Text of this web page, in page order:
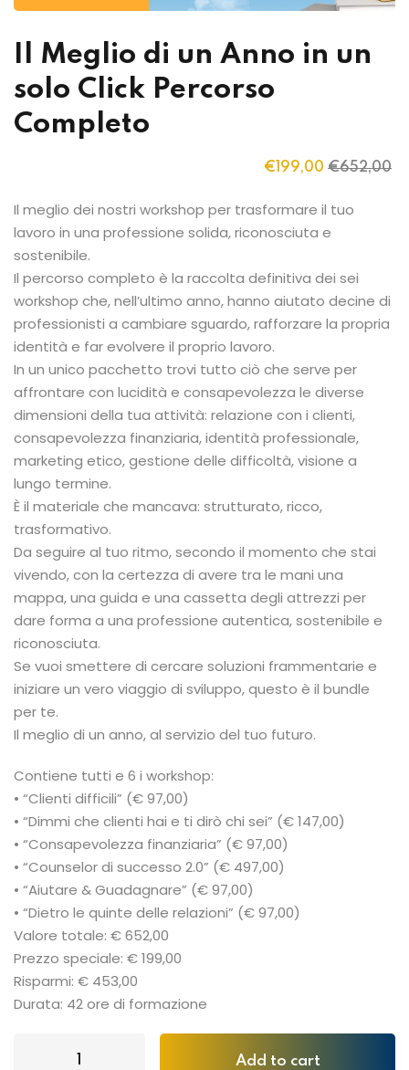
Il Meglio di un Anno in un
solo Click Percorso
Completo
€652,00
€ 199,00
Il meglio dei nostri workshop per trasformare il tuo
lavoro in una professione solida, riconosciuta e
sostenibile.
Il percorso completo è la raccolta definitiva dei sei
workshop che, nell’ultimo anno, hanno aiutato decine di
professionisti a cambiare sguardo, rafforzare la propria
identità e far evolvere il proprio lavoro.
In un unico pacchetto trovi tutto ciò che serve per
affrontare con lucidità e consapevolezza le diverse
dimensioni della tua attività: relazione con i clienti,
consapevolezza finanziaria, identità professionale,
marketing etico, gestione delle difficoltà, visione a
lungo termine.
È il materiale che mancava: strutturato, ricco,
trasformativo.
Da seguire al tuo ritmo, secondo il momento che stai
vivendo, con la certezza di avere tra le mani una
mappa, una guida e una cassetta degli attrezzi per
dare forma a una professione autentica, sostenibile e
riconosciuta.
Se vuoi smettere di cercare soluzioni frammentarie e
iniziare un vero viaggio di sviluppo, questo è il bundle
per te.
Il meglio di un anno, al servizio del tuo futuro.
Contiene tutti e 6 i workshop:
• “Clienti difficili” (€ 97,00)
• “Dimmi che clienti hai e ti dirò chi sei” (€ 147,00)
• “Consapevolezza finanziaria” (€ 97,00)
• “Counselor di successo 2.0” (€ 497,00)
• “Aiutare & Guadagnare” (€ 97,00)
• “Dietro le quinte delle relazioni” (€ 97,00)
Valore totale: € 652,00
Prezzo speciale: € 199,00
Risparmi: € 453,00
Durata: 42 ore di formazione
Add to cart